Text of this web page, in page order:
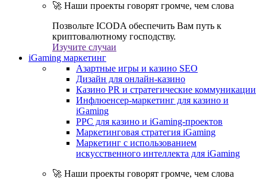
🚀 Наши проекты говорят громче, чем слова
Позвольте ICODA обеспечить Вам путь к
криптовалютному господству.
Изучите случаи
iGaming маркетинг
Азартные игры и казино SEO
Дизайн для онлайн-казино
Казино PR и стратегические коммуникации
Инфлюенсер-маркетинг для казино и
iGaming
PPC для казино и iGaming-проектов
Маркетинговая стратегия iGaming
Маркетинг с использованием
искусственного интеллекта для iGaming
🚀 Наши проекты говорят громче, чем слова